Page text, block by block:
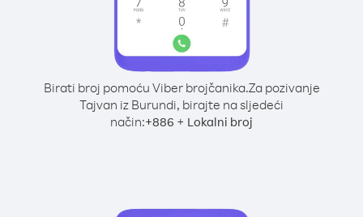
Birati broj pomoću Viber brojčanika.Za pozivanje
Tajvan iz Burundi, birajte na sljedeći
način:+886 + Lokalni broj